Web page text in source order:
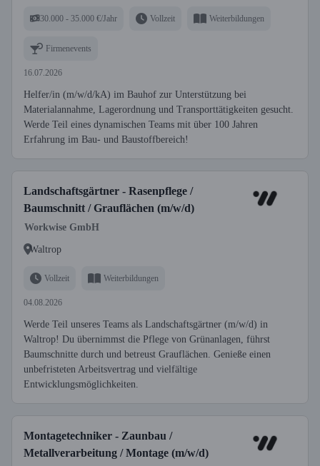
30.000 - 35.000 €/Jahr Vollzeit Weiterbildungen
Firmenevents
16.07.2026
Helfer/in (m/w/d/kA) im Bauhof zur Unterstützung bei
Materialannahme, Lagerordnung und Transporttätigkeiten gesucht.
Werde Teil eines dynamischen Teams mit über 100 Jahren
Erfahrung im Bau- und Baustoffbereich!
Landschaftsgärtner - Rasenpflege /
Baumschnitt / Grauflächen (m/w/d)
Workwise GmbH
Waltrop
Vollzeit Weiterbildungen
04.08.2026
Werde Teil unseres Teams als Landschaftsgärtner (m/w/d) in
Waltrop! Du übernimmst die Pflege von Grünanlagen, führst
Baumschnitte durch und betreust Grauflächen. Genieße einen
unbefristeten Arbeitsvertrag und vielfältige
Entwicklungsmöglichkeiten.
Montagetechniker - Zaunbau /
Metallverarbeitung / Montage (m/w/d)